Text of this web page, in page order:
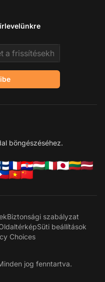
böngészéséhez.
Biztonsági szabályzat
Süti beállítások
Choices
jog fenntartva.